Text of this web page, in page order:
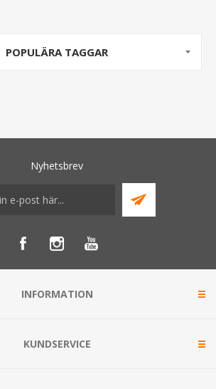
POPULÄRA TAGGAR
Nyhetsbrev
INFORMATION
KUNDSERVICE